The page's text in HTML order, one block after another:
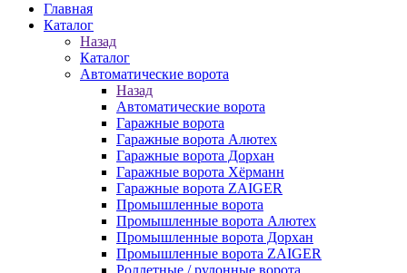
Главная
Каталог
Назад
Каталог
Автоматические ворота
Назад
Автоматические ворота
Гаражные ворота
Гаражные ворота Алютех
Гаражные ворота Дорхан
Гаражные ворота Хёрманн
Гаражные ворота ZAIGER
Промышленные ворота
Промышленные ворота Алютех
Промышленные ворота Дорхан
Промышленные ворота ZAIGER
Роллетные / рулонные ворота